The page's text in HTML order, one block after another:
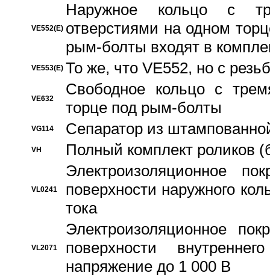
VE552(E)
Наружное кольцо с
отверстиями на одном
рым-болты входят в
VE553(E) То же, что VE552, но с
VE632
Свободное кольцо с
торце под рым-болты
VG114 Сепаратор из
VH Полный комплект роликов
VL0241
Электроизоляционное
поверхности наружного
тока
VL2071
Электроизоляционное
поверхности
напряжение до 1 000 В